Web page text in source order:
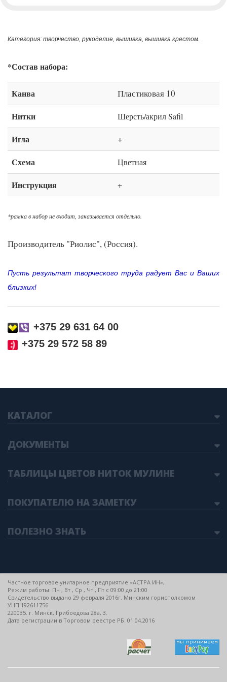
Категория: творчество, рукоделие, вышивка, вышивка крестом.
*Состав набора:
Канва
Пластиковая 10
Нитки
Шерсть/акрил Safil
Игла
+
Схема
Цветная
Инструкция +
*рамка в набор не входит, заказывается отдельно.
Производитель "Риолис", (Россия).
Пусть результат творческого труда радует Вас и Ваших
близких!
+375 29 631 64 00
+375 29 572 58 89
КАТАЛОГ
ДОКУМЕНТЫ
ТАБЛИЦЫ ЦВЕТОВ НИТОК МУЛИНЕ
ПОКУПАТЕЛЮ НА ЗАМЕТКУ
ПОЛЕЗНО ЗНАТЬ
Частное торговое унитарное предприятие «АСТРА ИН»,
Режим работы: Пн , Вт , Ср , Чт , Пт c 09:00 до 21:00
Свидетельство выдано 29 февраля 2016г. Минским горисполкомом
УНП 192611756
220035. г. Минск, Грибоедова 28а, 3.
Дата регистрации в Торговом реестре РБ: 01.04.2016